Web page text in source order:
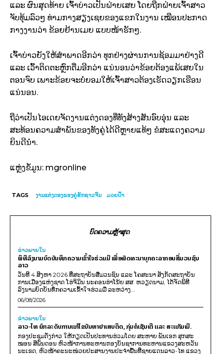
ແລະ ຜົນສຸດທ້າຍ ເຈົ້າບ່າວເປັນຝ່າຍເສຍ ໂດຍຖືກຝ່າຍເຈົ້າສາວ
ຈັບທຸ້ມລົວໆ ທ່າມກາງສຽງເຊຍຂອງແຂກໃນງານ ເໝືອນປະກາດ
ກາງງານວ່າ ຂ້ອຍຢ້ານເມຍ ແບບໜ້າຮັກໆ.
ເຈົ້າບ່າວຍັງໃຫ້ສຳພາດອີກວ່າ ທຸກຢ່າງຜ່ານການຊ້ອມມາຢ່າງດີ
ແລະ ເວົ້າຕິດຕະຫຼົກຕື່ມອີກວ່າ ແນ່ນອນວ່າຂ້ອຍຕ້ອງແພ້ເສຍໃນ
ຕອນຈົບ ເພາະຂ້ອຍຈະບໍ່ຍອມໃຫ້ເຈົ້າສາວຕ້ອງເຮັດວຽກເຮືອນ
ແນ່ນອນ.
ຖືວ່າເປັນໄອເດຍຈັດງານແຕ່ງດອງທີ່ທັງສ້າງສັນອົບອຸ່ນ ແລະ
ສະທ້ອນຄວາມສຳພັນຂອງທັງຄູ່ໄດ້ດີຫຼາຍແທ້ໆ ຂໍສະແດງຄວາມ
ຍິນດີນໍາ.
ແຫຼ່ງຂໍ້ມູນ: mgronline
TAGS ງານແຕ່ງດອງຂອງຄູ່ຮັກຊາວຈີນ ມວຍປໍ້າ
ບົດຄວາມຫຼ້າສຸດ
ຂ່າວພາຍ​ໃນ
ພິທີລົງນາມບົດບັນທຶກຄວາມເຂົ້າໃຈຮ່ວມມື ເພື່ອພັດທະນາບຸກຄະລາກອນສື່ມວນຊົນ
ລາວ
ວັນທີ 4 ສິງຫາ 2026 ທີ່ສະຖາບັນສື່ມວນຊົນ ແລະ ໂຄສະນາ ສັງກັດສະຖາບັນ
ການເມືອງແຫ່ງຊາດ ໂຮ່ຈິມິນ ນະຄອນຮ່າໂນ້ຍ ສສ. ຫວຽດນາມ, ໄດ້ຈັດພິທີ
ລົງນາມບົດບັນທຶກຄວາມເຂົ້າໃຈຮ່ວມມື ລະຫວ່າງ...
06/08/2026
ຂ່າວພາຍ​ໃນ
ລາວ-ໄທ ຍົກລະດັບການແກ້ໄຂບັນຫາຢາເສບຕິດ, ກຸ່ມຄໍເຊັນເຕີ ແລະ ສະແກັມເມີ.
ກອງປະຊຸມດັ່ງກ່າວ ໃຫ້ກຽດເປັນປະທານຮ່ວມໂດຍ ສະຫາຍ ພັນເອກ ສຸກສະ
ໝອນ ສີພັນດອນ ຫົວໜ້າການທະຫານກອງບັນຊາການທະຫານແຂວງສະຫວັນ
ນະເຂດ, ຫົວໜ້າຄະນະໜ່ວຍປະສານງານປະຈຳພື້ນທີ່ຊາຍແດນລາວ-ໄທ ແຂວງ